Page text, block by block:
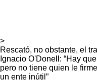
>
Rescató, no obstante, el
Ignacio O'Donell: “Hay
pero no tiene quien le
un ente inútil”